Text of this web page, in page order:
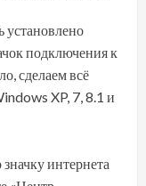
установлено
подключения к
сделаем всё
XP, 7, 8.1 и
интернета